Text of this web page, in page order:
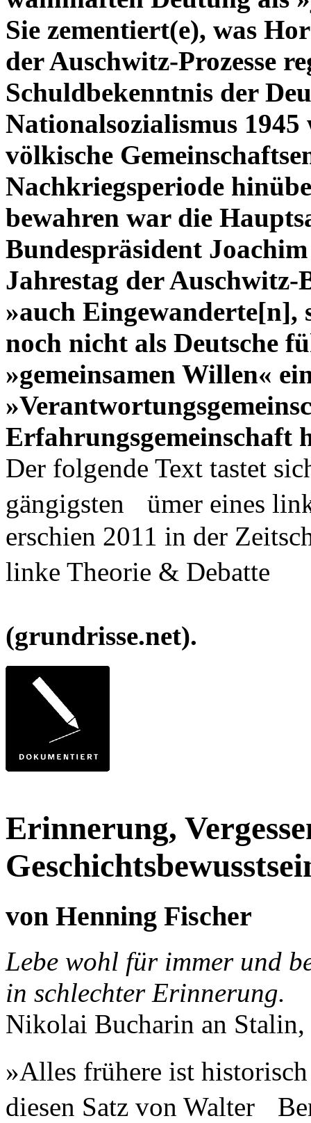
Sie zementiert(e), was
der Auschwitz-Prozesse
Schuldbekenntnis der
Nationalsozialismus 1945
völkische
Nachkriegsperiode
bewahren war die
Bundespräsident
Jahrestag der
»auch Eingewanderte[n],
noch nicht als Deutsche
»gemeinsamen Willen«
Erfahrungsgemeinschaft
Der folgende Text tastet
gängigsten ümer eines
erschien 2011 in der
linke Theorie & Debatte
(grundrisse.net).
Erinnerung,
von Henning Fischer
Lebe wohl für immer und
in schlechter Erinnerung.
Nikolai Bucharin an Stalin,
»Alles frühere ist
diesen Satz von Walter